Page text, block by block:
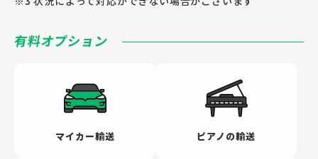
有料オプション
マイカー輸送 ピアノの輸送